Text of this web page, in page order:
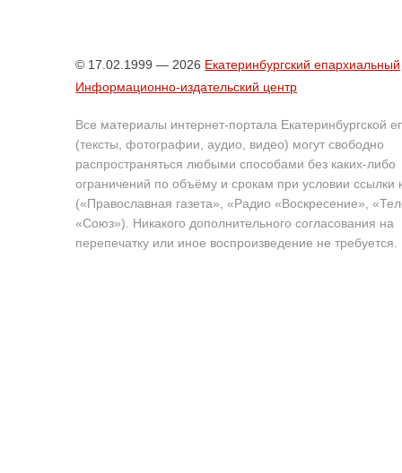
© 17.02.1999 — 2026 Екатеринбургский епархиальный
Информационно-издательский центр
Все материалы интернет-портала Екатеринбургской
(тексты, фотографии, аудио, видео) могут свободно
распространяться любыми способами без каких-либо
ограничений по объёму и срокам при условии ссылки
(«Православная газета», «Радио «Воскресение»,
«Союз»). Никакого дополнительного согласования на
перепечатку или иное воспроизведение не требуется.